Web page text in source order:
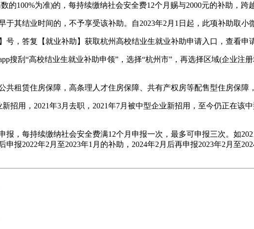
的100%为准)的，每持续缴纳社会安全费12个月赐与2000元的补助，跨
结业时间的，不予享受该补助。自2023年2月1日起，此项补助取小
答复【就业补助】获取杭州高校结业生就业补助申请入口，查看申
刮“高校结业生就业补助申领”，选择“杭州市”，再选择区域(企业注
赁住房保障，高条理人才住房保障、共有产权房等配售型住房保障
用，2021年3月去职，2021年7月被中型企业新招用，至今仍正在该
每持续缴纳社会安全费满12个月申报一次，最多可申报三次。如
申报2022年2月至2023年1月的补助，2024年2月后再申报2023年2月至